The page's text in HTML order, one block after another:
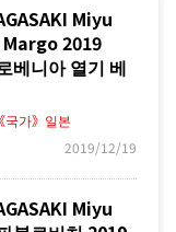
Miyu
Margo 2019
베니아 열기 베
《국가》일본
2019/12/19
Miyu